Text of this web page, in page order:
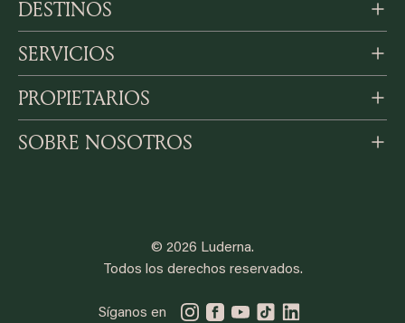
DESTINOS
SERVICIOS
PROPIETARIOS
SOBRE NOSOTROS
© 2026 Luderna.
Todos los derechos reservados.
Síganos en